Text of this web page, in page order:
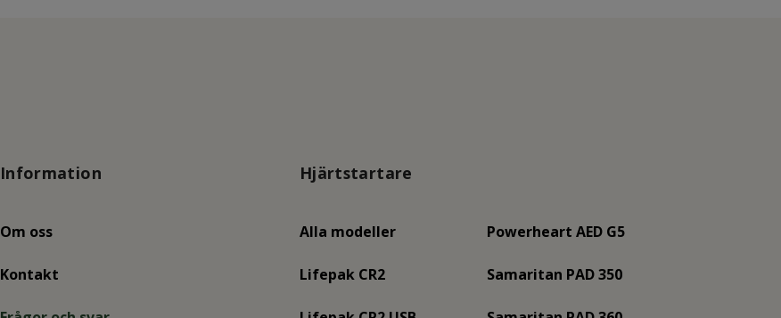
Information
Om oss
Kontakt
Hjärtstartare
Alla modeller
Lifepak CR2
Powerheart AED G5
Samaritan PAD 350